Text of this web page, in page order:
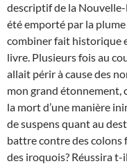
descriptif de la Nouvelle-
été emporté par la
combiner fait historique
livre. Plusieurs fois au
allait périr à cause des
mon grand étonnement,
la mort d’une manière
de suspens quant au
battre contre des colons
des iroquois? Réussira